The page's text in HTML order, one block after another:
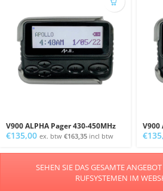
V900 ALPHA Pager 430-450MHz
€135,00 ex. btw €163,35 incl btw
V900
€
SEHEN SIE DAS GESAMTE
RUFSYSTEMEN IM